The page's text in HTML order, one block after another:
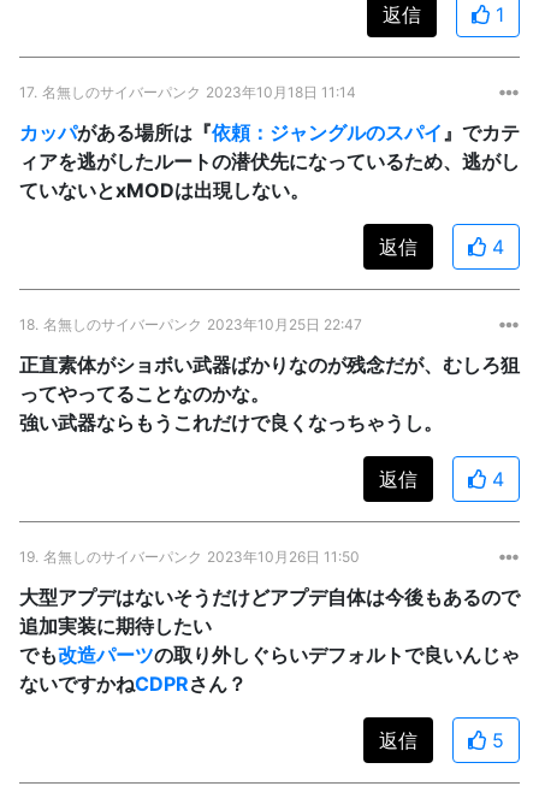
返信 1
17. 名無しのサイバーパンク 2023年10月18日 11:14
カッパがある場所は『依頼：ジャングルのスパイ 』でカテ
ィアを逃がしたルートの潜伏先になっているため、逃がし
ていないとxMODは出現しない。
返信 4
18. 名無しのサイバーパンク 2023年10月25日 22:47
正直素体がショボい武器ばかりなのが残念だが、むしろ狙
ってやってることなのかな。
強い武器ならもうこれだけで良くなっちゃうし。
返信 4
19. 名無しのサイバーパンク 2023年10月26日 11:50
大型アプデはないそうだけどアプデ自体は今後もあるので
追加実装に期待したい
でも改造パーツの取り外しぐらいデフォルトで良いんじゃ
ないですかねCDPRさん？
返信 5